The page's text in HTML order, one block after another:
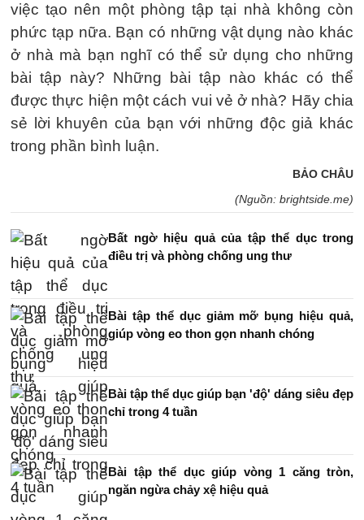
việc tạo nên một phòng tập tại nhà không còn
phức tạp nữa. Bạn có những vật dụng nào khác
ở nhà mà bạn nghĩ có thể sử dụng cho những
bài tập này? Những bài tập nào khác có thể
được thực hiện một cách vui vẻ ở nhà? Hãy chia
sẻ lời khuyên của bạn với những độc giả khác
trong phần bình luận.
BẢO CHÂU
(Nguồn: brightside.me)
Bất ngờ hiệu quả của tập thể dục trong
điều trị và phòng chống ung thư
Bài tập thể dục giảm mỡ bụng hiệu quả,
giúp vòng eo thon gọn nhanh chóng
Bài tập thể dục giúp bạn 'độ' dáng siêu đẹp
chỉ trong 4 tuần
Bài tập thể dục giúp vòng 1 căng tròn,
ngăn ngừa chảy xệ hiệu quả